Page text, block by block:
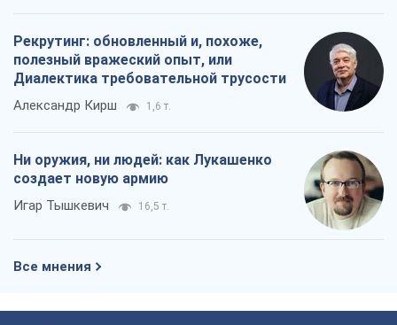
Рекрутинг: обновленный и, похоже,
полезный вражеский опыт, или
Диалектика требовательной трусости
Александр Кирш 1,6 т.
Ни оружия, ни людей: как Лукашенко
создает новую армию
Игар Тышкевич 16,5 т.
Все мнения